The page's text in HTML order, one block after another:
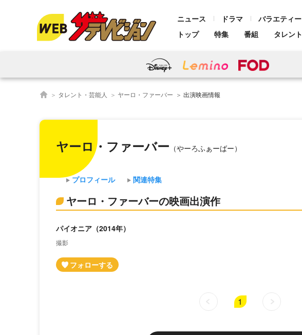
ニュース ドラマ バラエティー
トップ
特集 番組 タレント
タレント・芸能人 ヤーロ・ファーバー 出演映画情報
ヤーロ・ファーバー （やーろふぁーばー）
プロフィール 関連特集
ヤーロ・ファーバーの映画出演作
パイオニア（2014年）
撮影
1